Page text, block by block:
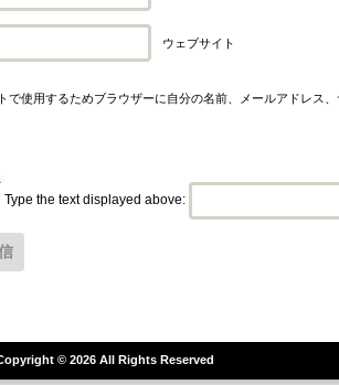
ウェブサイト
で使用するためブラウザーに自分の名前、メールアドレス
Type the text displayed above:
© 2026 All Rights Reserved